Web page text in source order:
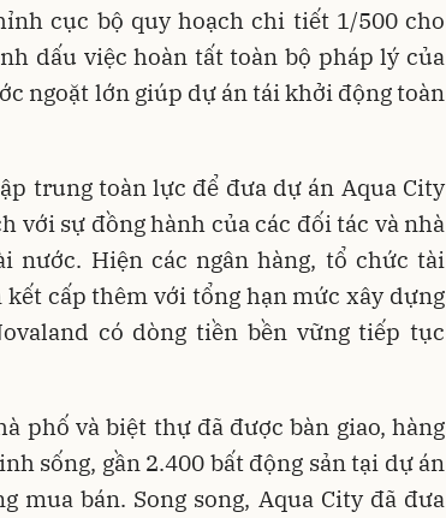
cục bộ quy hoạch chi tiết 1/500 cho
dấu việc hoàn tất toàn bộ pháp lý của
ngoặt lớn giúp dự án tái khởi động toàn
trung toàn lực để đưa dự án Aqua City
với sự đồng hành của các đối tác và nhà
nước. Hiện các ngân hàng, tổ chức tài
cấp thêm với tổng hạn mức xây dựng
có dòng tiền bền vững tiếp tục
phố và biệt thự đã được bàn giao, hàng
sống, gần 2.400 bất động sản tại dự án
mua bán. Song song, Aqua City đã đưa